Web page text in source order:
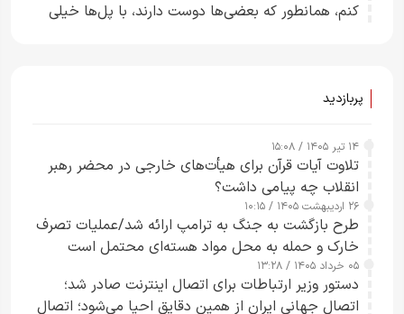
کنم، همانطور که بعضی‌ها دوست دارند، با پل‌ها خیلی
پربازدید
۱۴ تیر ۱۴۰۵ / ۱۵:۰۸
تلاوت آیات قرآن برای هیأت‌های خارجی در محضر رهبر
انقلاب چه پیامی داشت؟
۲۶ اردیبهشت ۱۴۰۵ / ۱۰:۱۵
طرح‌ بازگشت به جنگ به ترامپ ارائه شد/عملیات تصرف
خارک و حمله به محل مواد هسته‌ای محتمل است
۰۵ خرداد ۱۴۰۵ / ۱۳:۲۸
دستور وزیر ارتباطات برای اتصال اینترنت صادر شد؛
اتصال جهانی ایران از همین دقایق احیا می‌شود؛ اتصال